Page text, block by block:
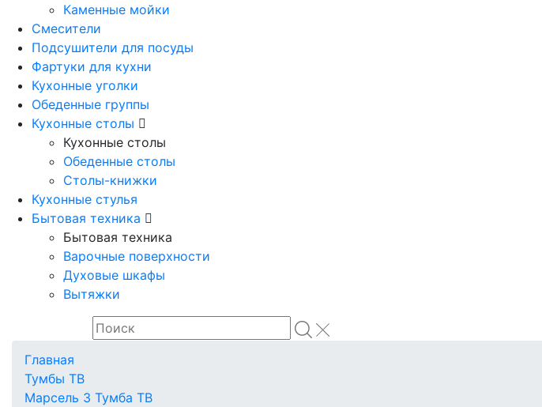
Каменные мойки
Смесители
Подсушители для посуды
Фартуки для кухни
Кухонные уголки
Обеденные группы
Кухонные столы
Кухонные столы
Обеденные столы
Столы-книжки
Кухонные стулья
Бытовая техника
Бытовая техника
Варочные поверхности
Духовые шкафы
Вытяжки
Главная
Тумбы ТВ
Марсель 3 Тумба ТВ